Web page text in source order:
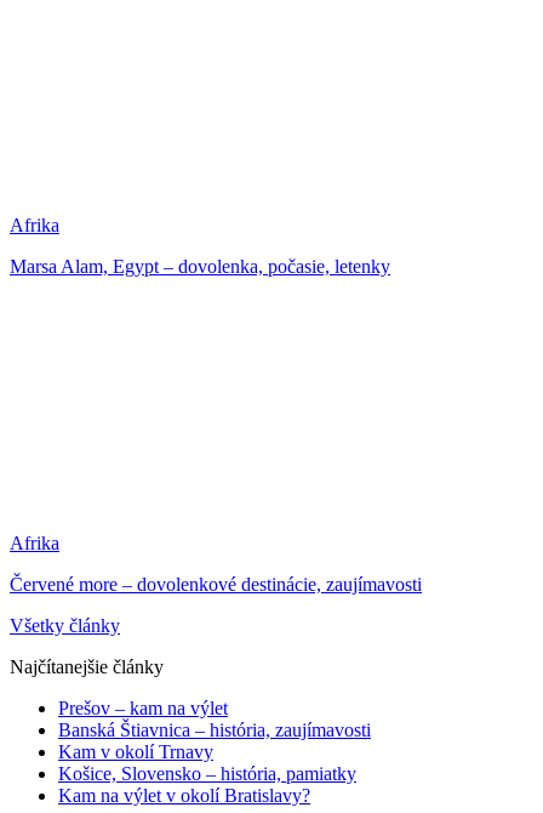
Afrika
Marsa Alam, Egypt – dovolenka, počasie, letenky
Afrika
Červené more – dovolenkové destinácie, zaujímavosti
Všetky články
Najčítanejšie články
Prešov – kam na výlet
Banská Štiavnica – história, zaujímavosti
Kam v okolí Trnavy
Košice, Slovensko – história, pamiatky
Kam na výlet v okolí Bratislavy?